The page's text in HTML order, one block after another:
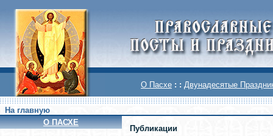
О Пасхе : : Двунадесятые
На главную
О ПАСХЕ
Публикации